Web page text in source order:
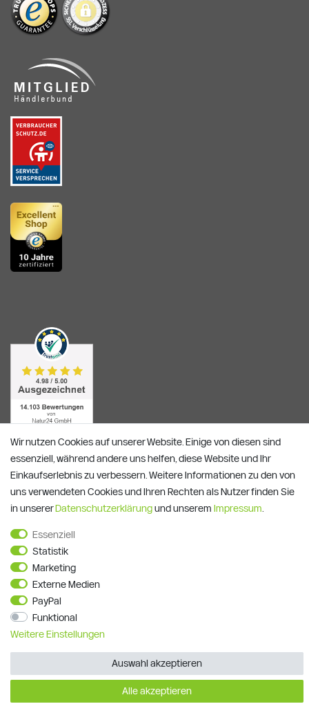
Alle Preise verstehen sich inkl. ges. MwSt. und zzgl.Versandkosten
Wir nutzen Cookies auf unserer Website. Einige von diesen sind
essenziell, während andere uns helfen, diese Website und Ihr
Einkaufserlebnis zu verbessern. Weitere Informationen zu den von
uns verwendeten Cookies und Ihren Rechten als Nutzer finden Sie
in unsererDaten­schutz­erklärungund unserem Impressum
Essenziell
Statistik
Marketing
Externe Medien
PayPal
Funktional
Weitere Einstellungen
Alle akzeptieren
Auswahl akzeptieren